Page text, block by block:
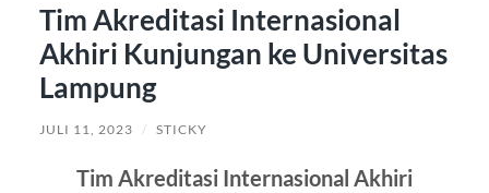
Tim Akreditasi Internasional
Akhiri Kunjungan ke Universitas
Lampung
JULI 11, 2023 / STICKY
Tim Akreditasi Internasional Akhiri